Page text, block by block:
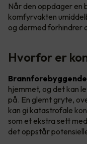
Når den oppdager en
komfyrvakten
og dermed forhindrer
Hvorfor er
hjemmet, og det kan
på. En glemt gryte,
kan gi katastrofale
som et ekstra sett
det oppstår